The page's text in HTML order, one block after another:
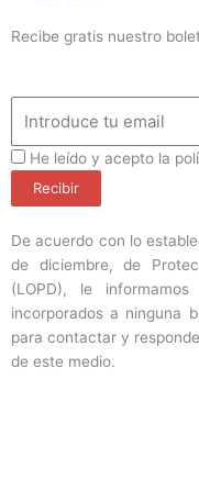
Recibe gratis nuestro
ProteccionDatos
He leído y acepto la
Recibir
De acuerdo con lo
de diciembre, de
(LOPD), le
incorporados a ninguna
para contactar y
de este medio.